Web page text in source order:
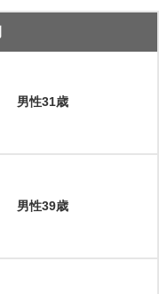
男性31歳
男性39歳